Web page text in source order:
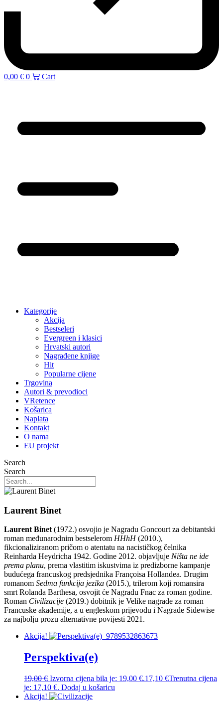
0,00 € 0 Cart
Kategorije
Akcija
Bestseleri
Evergreen i klasici
Hrvatski autori
Nagrađene knjige
Hit
Popularne cijene
Trgovina
Autori & prevodioci
VRetence
Košarica
Naplata
Kontakt
O nama
EU projekt
Search
Search
Laurent Binet
Laurent Binet(1972.) osvojio je Nagradu Goncourt za debitantski
roman međunarodnim bestselerom HHhH(2010.),
fikcionaliziranom pričom o atentatu na nacističkog čelnika
Reinharda Heydricha 1942. Godine 2012. objavljuje Ništa ne ide
prema planu, prema vlastitim iskustvima iz predizborne kampanje
budućega francuskog predsjednika Françoisa Hollandea. Drugim
romanom Sedma funkcija jezika (2015.), trilerom koji romansira
smrt Rolanda Barthesa, osvojit će Nagradu Fnac za roman godine.
Roman Civilizacije (2019.) dobitnik je Velike nagrade za roman
Francuske akademije, a u engleskom prijevodu i Nagrade Sidewise
za najbolju prozu alternativne povijesti 2021.
Akcija!
Perspektiva(e)
19,00€ Izvorna cijena bila je: 19,00 €.17,10 €Trenutna cijena
je: 17,10 €. Dodaj u košaricu
Akcija!